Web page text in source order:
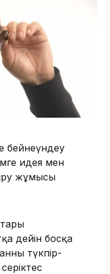
бейнеүндеу
идея мен
жұмысы
дейін босқа
түкпір-